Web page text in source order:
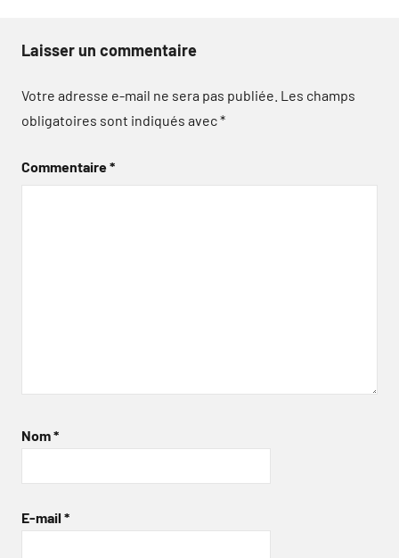
Laisser un commentaire
Votre adresse e-mail ne sera pas publiée. Les champs
obligatoires sont indiqués avec*
Commentaire*
Nom*
E-mail *